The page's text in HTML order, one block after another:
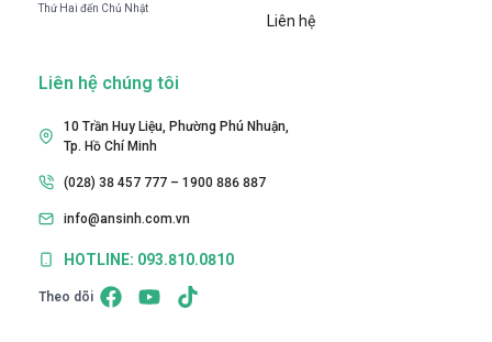
Thứ Hai đến Chủ Nhật
Liên hệ
Liên hệ chúng tôi
10 Trần Huy Liệu, Phường Phú Nhuận,
Tp. Hồ Chí Minh
(028) 38 457 777 – 1900 886 887
info@ansinh.com.vn
HOTLINE: 093.810.0810
Theo dõi